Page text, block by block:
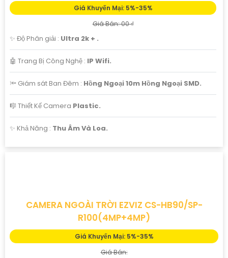
CAMERA LOA BLUETOOTH CS-S10-R100-1M4WFK
Ultra 2k + .
🤖️ Trang Bị Công Nghệ :IP Wifi.
🔦 Giám sát Ban Đêm :Hồng Ngoại 10m Hồng Ngoại SMD.